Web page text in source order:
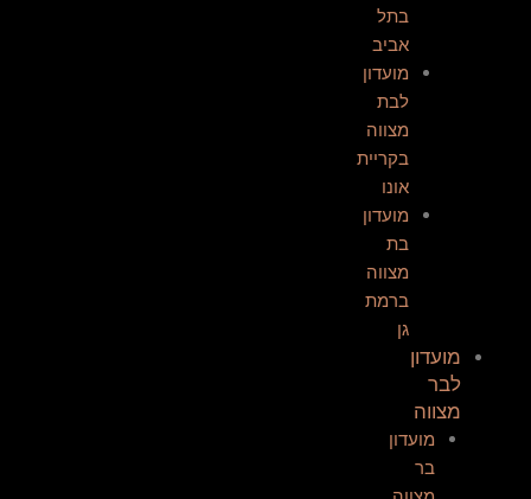
בתל
אביב
מועדון
לבת
מצווה
בקריית
אונו
מועדון
בת
מצווה
ברמת
גן
מועדון
לבר
מצווה
מועדון
בר